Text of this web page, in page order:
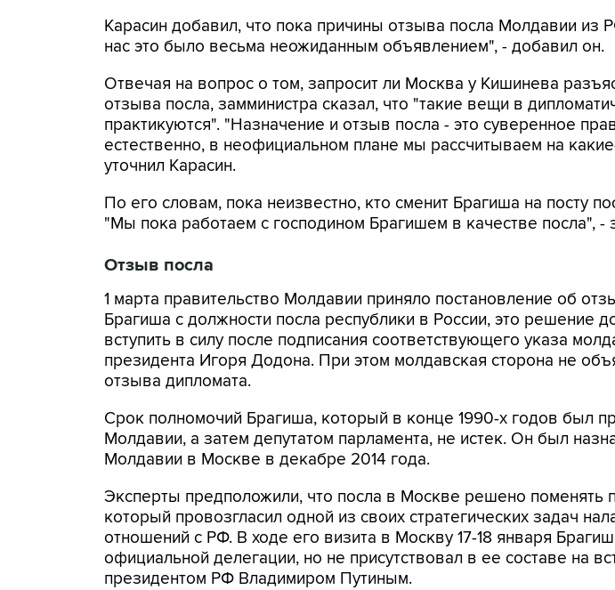
Карасин добавил, что пока причины отзыва посла Молдавии из
нас это было весьма неожиданным объявлением", - добавил он.
Отвечая на вопрос о том, запросит ли Москва у Кишинева
отзыва посла, замминистра сказал, что "такие вещи в
практикуются". "Назначение и отзыв посла - это суверенное
естественно, в неофициальном плане мы рассчитываем на
уточнил Карасин.
По его словам, пока неизвестно, кто сменит Брагиша на посту
"Мы пока работаем с господином Брагишем в качестве посла", -
Отзыв посла
1 марта правительство Молдавии приняло постановление об
Брагиша с должности посла республики в России, это решение
вступить в силу после подписания соответствующего указа
президента Игоря Додона. При этом молдавская сторона не
отзыва дипломата.
Срок полномочий Брагиша, который в конце 1990-х годов был
Молдавии, а затем депутатом парламента, не истек. Он был
Молдавии в Москве в декабре 2014 года.
Эксперты предположили, что посла в Москве решено поменять
который провозгласил одной из своих стратегических задач
отношений с РФ. В ходе его визита в Москву 17-18 января
официальной делегации, но не присутствовал в ее составе на
президентом РФ Владимиром Путиным.